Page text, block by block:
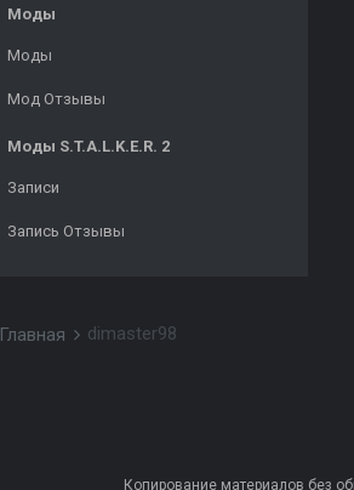
Моды
Моды
Мод Отзывы
Моды S.T.A.L.K.E.R. 2
Записи
Запись Отзывы
Главная dimaster98
Копирование материалов без